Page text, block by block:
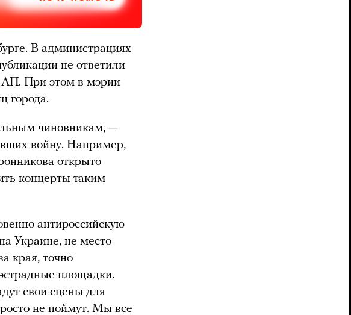
В администрациях
не ответили
АП. При этом в мэрии
города.
чиновникам, —
войну. Например,
открыто
концерты таким
антироссийскую
Украине, не место
края, точно
площадки.
свои сцены для
не поймут. Мы все